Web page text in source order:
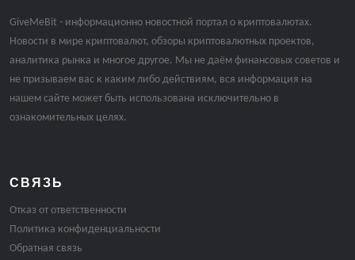
GiveMeBit - информационно новостной портал о криптовалютах.
Новости в мире криптовалют, обзоры криптовалютных проектов,
аналитика рынка и многое другое. Мы не даём финансовых советов и
не призываем вас к каким либо действиям, вся информация на
нашем сайте может быть использована исключительно в
ознакомительных целях.
СВЯЗЬ
Отказ от ответственности
Политика конфиденциальности
Обратная связь